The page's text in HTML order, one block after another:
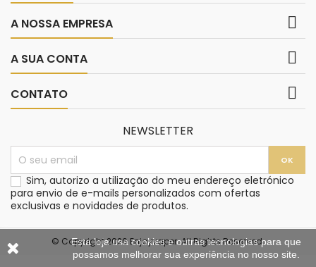
A NOSSA EMPRESA 
A SUA CONTA 
CONTATO 
Esta loja usa cookies e outras tecnologias para que
possamos melhorar sua experiência no nosso site.
NEWSLETTER
Sim, autorizo a utilização do meu endereço eletrónico
para envio de e-mails personalizados com ofertas
exclusivas e novidades de produtos.
© Copyright 2026 Enjoyvaper. All Rights Reserved.